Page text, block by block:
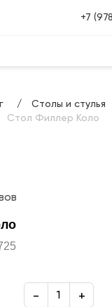
+7
Столы и стулья
Стол Филлер Коло